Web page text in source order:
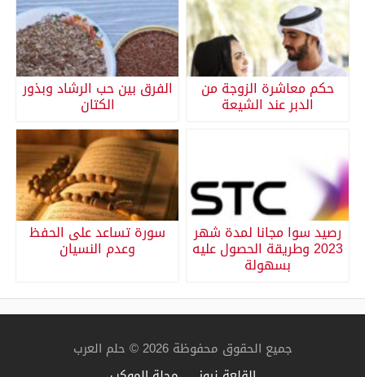
حكم معاشرة الزوجة من
الدبر عند الشيعة
الفرق بين حب الرشاد وبذور
الكتان
رصيد سوا مجانا لمدة شهر
2023 وطريقة الحصول عليه
بسهولة
سورة تساعد على الحفظ
وعدم النسيان
جميع الحقوق محفوظة 2026 © حلم العرب